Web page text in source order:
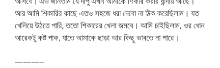
আর আমি শিকারির কাছে এতও সহজে ধরা দেবো না ঠিক করেছিলাম। যত
খেলিয়ে উঠতে পারি, ততো শিকারের খেলা জমবে। আমি চাইছিলাম, ওর ধোন
আরেকটু কষ্ট পাক, যাতে আমাকে ছাড়া আর কিছু ভাবতে না পারে।
———–